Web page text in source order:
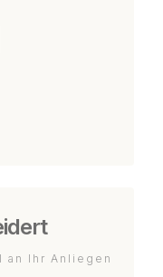
Ihr Anliegen